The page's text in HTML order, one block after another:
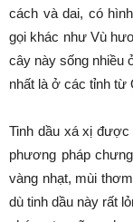
cách và dai, có
gọi khác như Vù
cây này sống nhiều
nhất là ở các tỉnh từ
Tinh dầu xá xị
phương pháp
vàng nhạt, mùi
dù tinh dầu này rất